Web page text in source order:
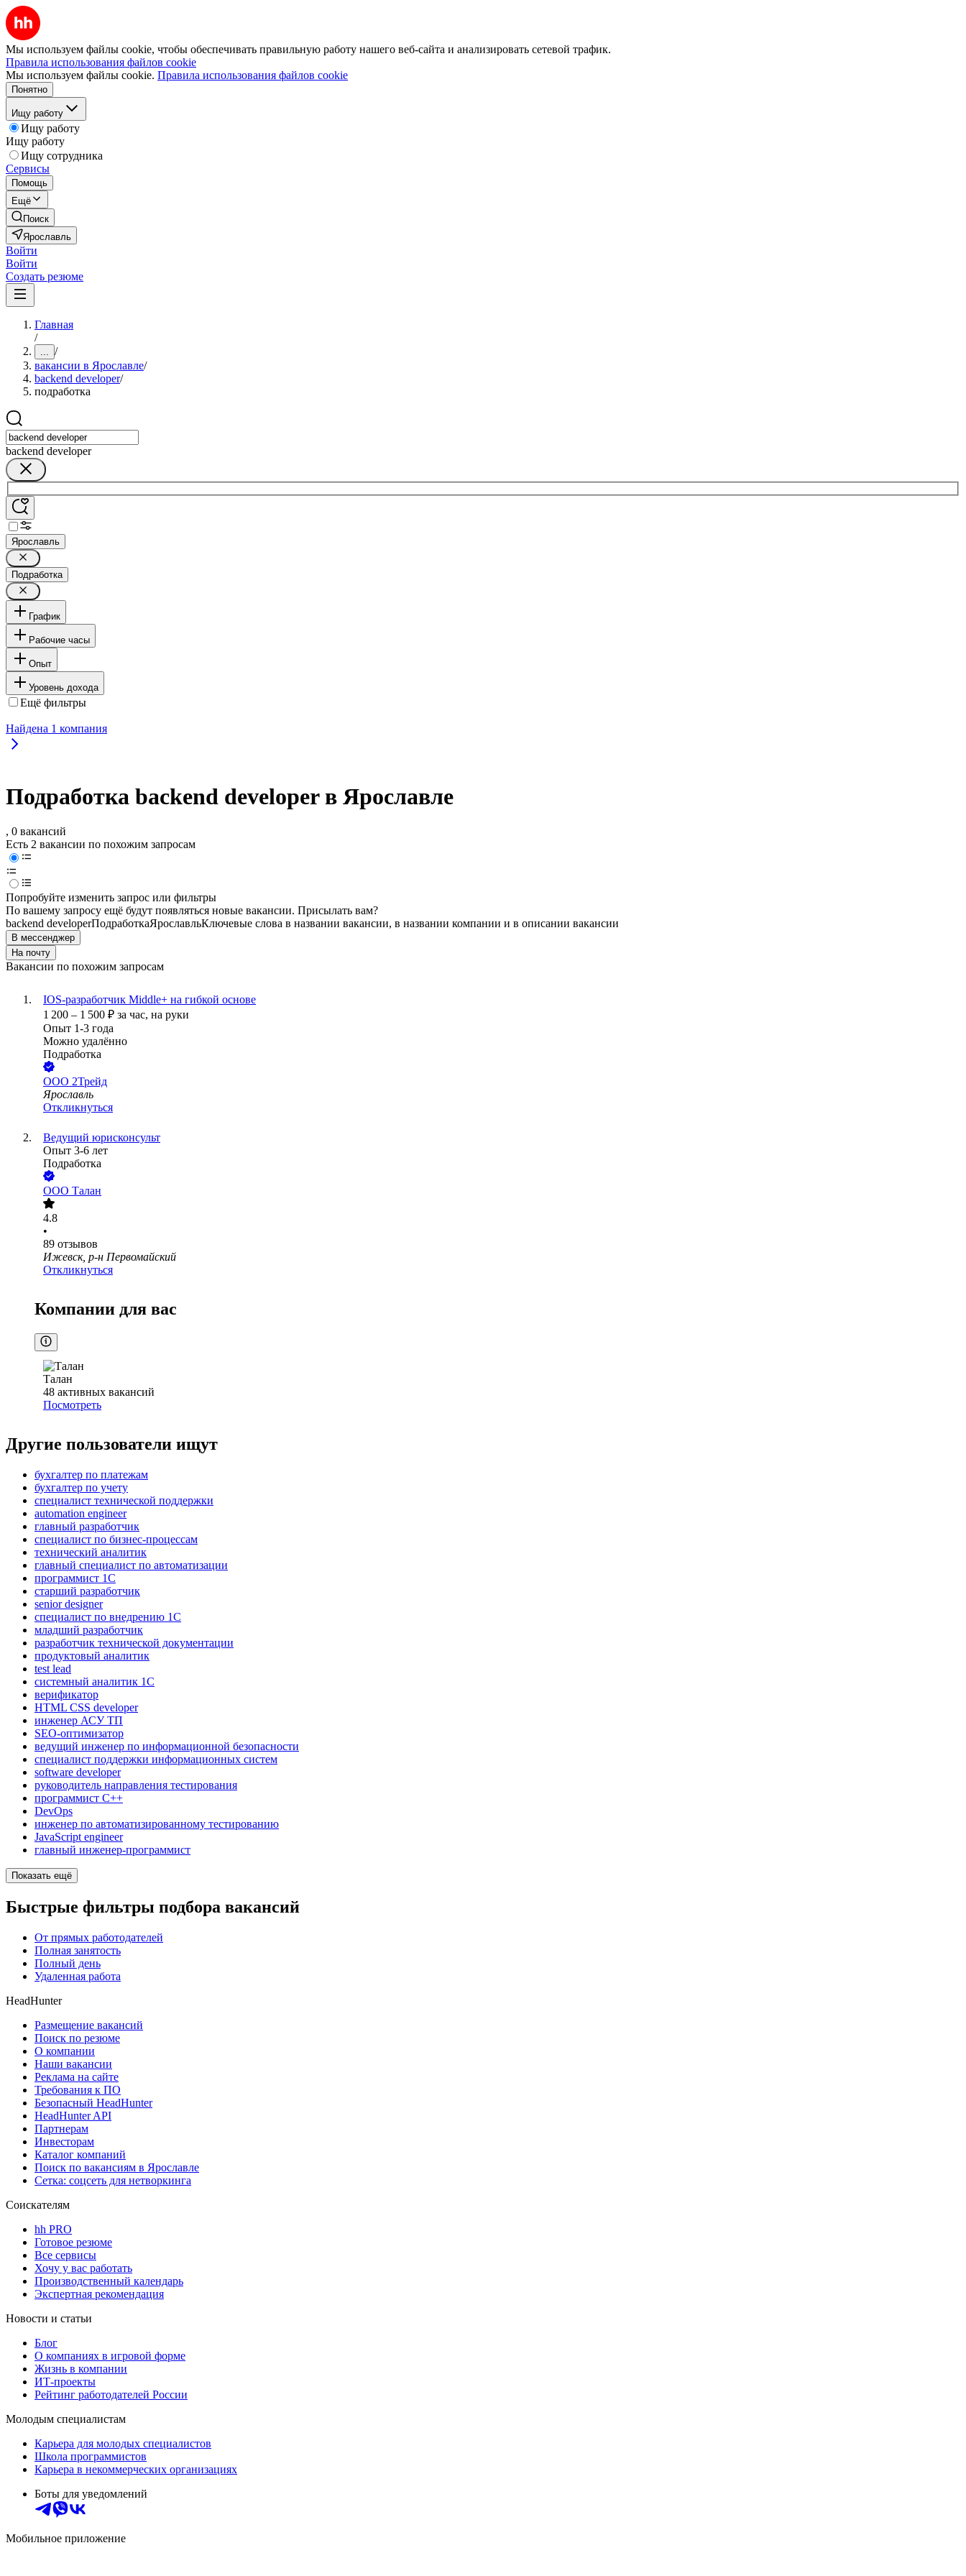
Мы используем файлы cookie, чтобы обеспечивать правильную работу нашего веб-сайта и анализировать сетевой трафик.
Правила использования файлов cookie
Мы используем файлы cookie. Правила использования файлов cookie
Понятно
Ищу работу
Ищу работу
Ищу работу
Ищу сотрудника
Сервисы
Помощь
Ещё
Поиск
Ярославль
Войти
Войти
Создать резюме
Главная
/
... /
вакансии в Ярославле/
backend developer/
подработка
backend developer
Ярославль
Подработка
График
Рабочие часы
Опыт
Уровень дохода
Ещё фильтры
Найдена 1 компания
Подработка backend developer в Ярославле
, 0 вакансий
Есть 2 вакансии по похожим запросам
Попробуйте изменить запрос или фильтры
По вашему запросу ещё будут появляться новые вакансии. Присылать вам?
backend developerПодработкаЯрославльКлючевые слова в названии вакансии, в названии компании и в описании вакансии
В мессенджер
На почту
Вакансии по похожим запросам
IOS-разработчик Middle+ на гибкой основе
1 200 – 1 500 ₽ за час, на руки
Опыт 1-3 года
Можно удалённо
Подработка
ООО 2Трейд
Ярославль
Откликнуться
Ведущий юрисконсульт
Опыт 3-6 лет
Подработка
ООО Талан
4.8
•
89 отзывов
Ижевск, р-н Первомайский
Откликнуться
Компании для вас
Талан
48 активных вакансий
Посмотреть
Другие пользователи ищут
бухгалтер по платежам
бухгалтер по учету
специалист технической поддержки
automation engineer
главный разработчик
специалист по бизнес-процессам
технический аналитик
главный специалист по автоматизации
программист 1C
старший разработчик
senior designer
специалист по внедрению 1С
младший разработчик
разработчик технической документации
продуктовый аналитик
test lead
системный аналитик 1С
верификатор
HTML CSS developer
инженер АСУ ТП
SEO-оптимизатор
ведущий инженер по информационной безопасности
специалист поддержки информационных систем
software developer
руководитель направления тестирования
программист C++
DevOps
инженер по автоматизированному тестированию
JavaScript engineer
главный инженер-программист
Показать ещё
Быстрые фильтры подбора вакансий
От прямых работодателей
Полная занятость
Полный день
Удаленная работа
HeadHunter
Размещение вакансий
Поиск по резюме
О компании
Наши вакансии
Реклама на сайте
Требования к ПО
Безопасный HeadHunter
HeadHunter API
Партнерам
Инвесторам
Каталог компаний
Поиск по вакансиям в Ярославле
Сетка: соцсеть для нетворкинга
Соискателям
hh PRO
Готовое резюме
Все сервисы
Хочу у вас работать
Производственный календарь
Экспертная рекомендация
Новости и статьи
Блог
О компаниях в игровой форме
Жизнь в компании
ИТ-проекты
Рейтинг работодателей России
Молодым специалистам
Карьера для молодых специалистов
Школа программистов
Карьера в некоммерческих организациях
Боты для уведомлений
Мобильное приложение